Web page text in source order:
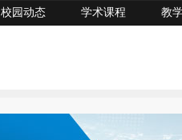
校园动态 学术课程 教